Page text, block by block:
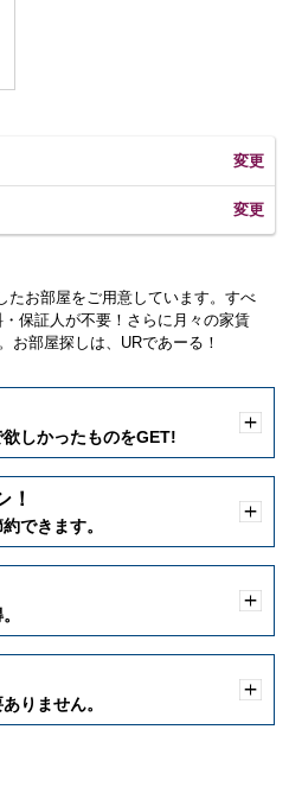
変更
変更
たお部屋をご用意しています。すべ
保証人が不要！さらに月々の家賃
お部屋探しは、URであーる！
しかったものをGET!
く
！
できます。
く
く
りません。
く